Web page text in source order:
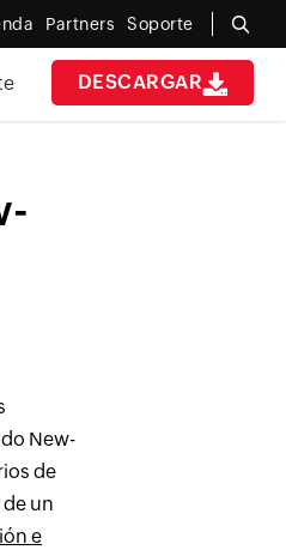
Partners Soporte
DESCARGAR
New-
de
un
e